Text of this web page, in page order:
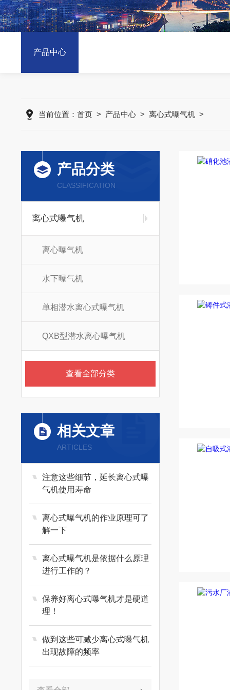
产品中心
当前位置： 首页> 产品中心> 离心式曝气机>
产品分类
CLASSIFICATION
离心式曝气机
离心曝气机
水下曝气机
单相潜水离心式曝气机
QXB型潜水离心曝气机
查看全部分类
相关文章
ARTICLES
注意这些细节，延长离心式曝
气机使用寿命
离心式曝气机的作业原理可了
解一下
离心式曝气机是依据什么原理
进行工作的？
保养好离心式曝气机才是硬道
理！
做到这些可减少离心式曝气机
出现故障的频率